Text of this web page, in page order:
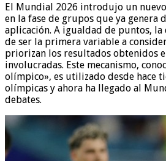
El Mundial 2026 introdujo un
en la fase de grupos que ya genera
aplicación. A igualdad de puntos,
de ser la primera variable a
priorizan los resultados obtenidos
involucradas. Este mecanismo,
olímpico», es utilizado desde hace
olímpicas y ahora ha llegado al
debates.